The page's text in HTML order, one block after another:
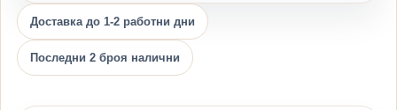
Доставка до 1-2 работни дни
Последни 2 броя налични